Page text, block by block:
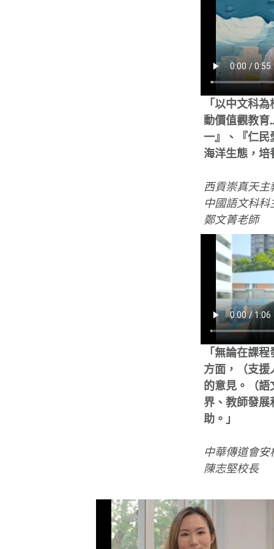
「以中文科
動價值觀教
一』、『仁民
海洋生態，
西貢崇真天
中國語文科科
鄭文菁老師
「無論在課
方面，（支
的意見。（
界、教師發展
助。」
中華傳道會安
陳志堅校長